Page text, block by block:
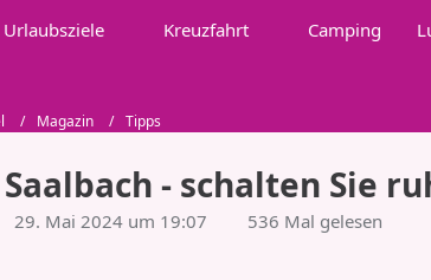
Urlaubsziele Kreuzfahrt Camping
Magazin Tipps
- schalten Sie
29. Mai 2024 um 19:07 536 Mal gelesen